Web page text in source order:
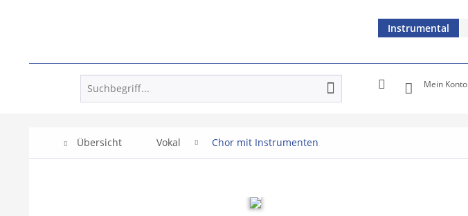
Instrumental
Mein Konto
Übersicht Vokal Chor mit Instrumenten